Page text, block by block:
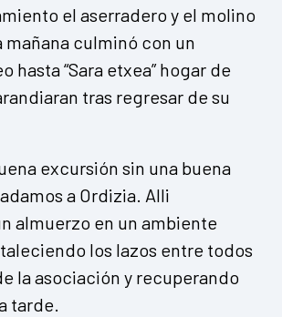
el aserradero y el molino
mañana culminó con un
hasta “Sara etxea” hogar de
tras regresar de su
excursión sin una buena
a Ordizia. Alli
almuerzo en un ambiente
los lazos entre todos
la asociación y recuperando
tarde.